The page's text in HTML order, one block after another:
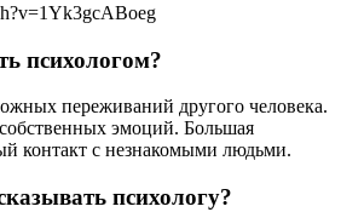
психологом?
переживаний другого человека.
эмоций. Большая
контакт с незнакомыми людьми.
психологу?